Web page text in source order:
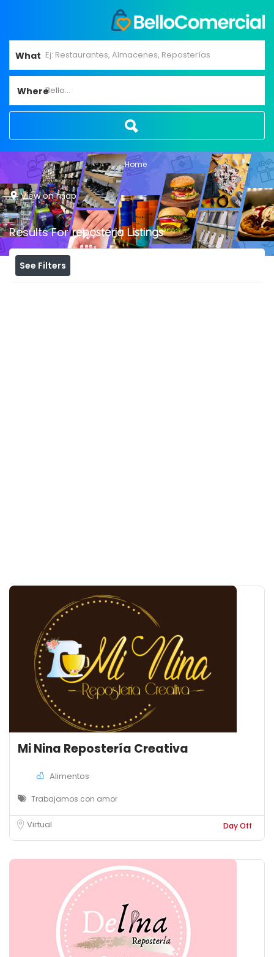
What
WhereBello...
Home
View on map
Results Forreposteria Listings
See Filters
Mi Nina Repostería Creativa
Alimentos
Trabajamos con amor
Virtual Day Off